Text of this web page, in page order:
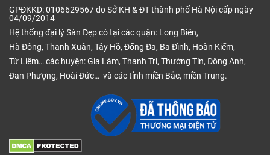
– Sàn gỗ màu cánh gián có thể được làm từ nhiều
chất liệu khác nhau, phổ biến nhất là:
– Sàn gỗ tự nhiên: Được làm từ các loại gỗ quý như
gỗ căm xe, gỗ lim, gỗ gõ đỏ, gỗ hương… có độ bền
cao, vân gỗ đẹp và màu sắc tự nhiên.
GPĐKKD: 0106629567 do Sở KH & ĐT thành phố Hà Nội cấp ngày
04/09/2014
Hệ thống đại lý Sàn Đẹp có tại các quận: Long Biên,
Hà Đông, Thanh Xuân, Tây Hồ, Đống Đa, Ba Đình, Hoàn Kiếm,
Từ Liêm… các huyện: Gia Lâm, Thanh Trì, Thường Tín, Đông Anh,
Đan Phượng, Hoài Đức… và các tỉnh miền Bắc, miền Trung.